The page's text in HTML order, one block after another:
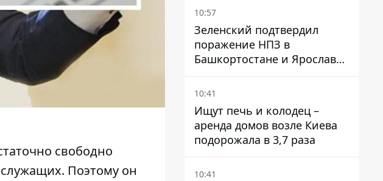
свободно
Поэтому он
девушек
10:57
Зеленский подтвердил
поражение НПЗ в
Башкортостане и Ярославле
- видео
10:41
Ищут печь и колодец –
аренда домов возле Киева
подорожала в 3,7 раза
10:41